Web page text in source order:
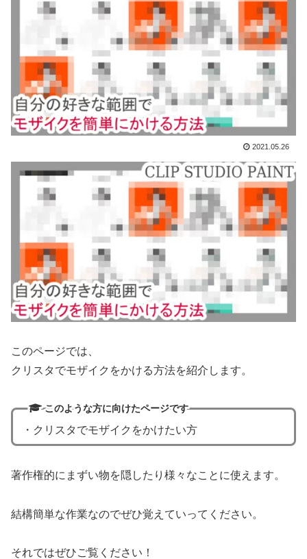
2021.05.26
このページでは、
クリスタでモザイクをかける方法を紹介します。
このような方に向けたページです
・クリスタでモザイクをかけたい方
著作権的にまずい物を隠したり様々なことに使えます。
結構簡単な作業なのでぜひ覚えていってください。
それではぜひご覧ください！